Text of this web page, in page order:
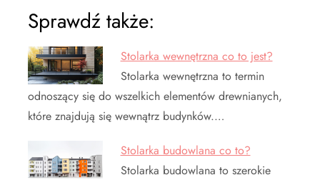
Sprawdź także:
Stolarka wewnętrzna co to jest?
Stolarka wewnętrzna to termin
odnoszący się do wszelkich elementów drewnianych,
które znajdują się wewnątrz budynków.…
Stolarka budowlana co to?
Stolarka budowlana to szerokie